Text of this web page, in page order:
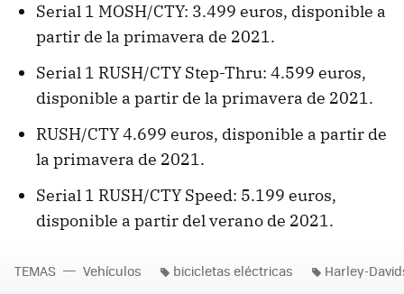
Serial 1 MOSH/CTY: 3.499 euros, disponible a
partir de la primavera de 2021.
Serial 1 RUSH/CTY Step-Thru: 4.599 euros,
disponible a partir de la primavera de 2021.
RUSH/CTY 4.699 euros, disponible a partir de
la primavera de 2021.
Serial 1 RUSH/CTY Speed: 5.199 euros,
disponible a partir del verano de 2021.
TEMAS Vehículos bicicletas eléctricas Harley-